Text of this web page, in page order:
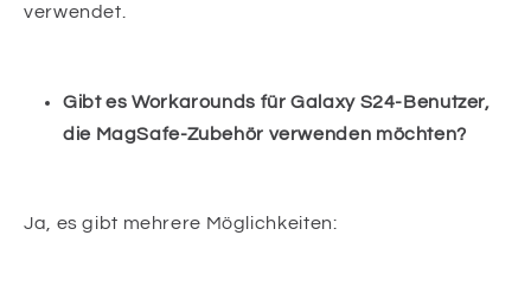
verwendet.
Gibt es Workarounds für Galaxy S24-Benutzer,
die MagSafe-Zubehör verwenden möchten?
Ja, es gibt mehrere Möglichkeiten: